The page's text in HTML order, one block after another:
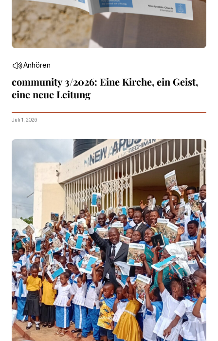
Anhören
community 3/2026: Eine Kirche, ein Geist,
eine neue Leitung
Juli 1, 2026